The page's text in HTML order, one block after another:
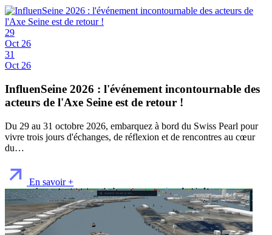
29
Oct 26
31
Oct 26
InfluenSeine 2026 : l'événement incontournable des
acteurs de l'Axe Seine est de retour !
Du 29 au 31 octobre 2026, embarquez à bord du Swiss Pearl pour
vivre trois jours d'échanges, de réflexion et de rencontres au cœur
du…
En savoir +